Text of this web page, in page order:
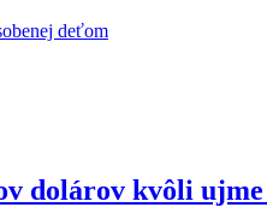
dolárov kvôli ujme